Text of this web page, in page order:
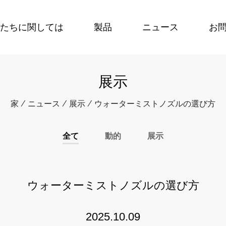
ちに関しては 製品 ニュース お
展示
家 / ニュース / 展示 / ウォーターミストノズルの選び方
全て 動的 展示
ウォーターミストノズルの選び方
2025.10.09